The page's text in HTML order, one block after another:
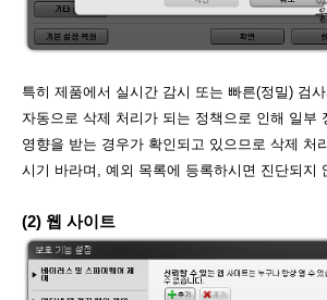
특히 제품에서 실시간 감시 또는 빠른(정밀) 검
자동으로 삭제 처리가 되는 정책으로 인해 일부
영향을 받는 경우가 확인되고 있으므로 삭제 처
시기 바라며, 예외 목록에 등록하시면 진단되지
(2) 웹 사이트